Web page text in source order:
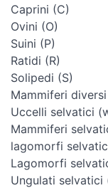
Caprini (C)
Ovini (O)
Suini (P)
Ratidi (R)
Solipedi (S)
Mammiferi
Uccelli selvatici
Mammiferi
lagomorfi
Lagomorfi
Ungulati selvatici